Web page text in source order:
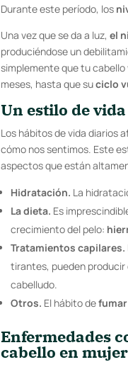
Durante este período, los
Una vez que se da a luz,el
produciéndose un
simplemente que tu cabello
meses, hasta que suciclo
Un estilo de
Los hábitos de vida diarios
cómo nos sentimos. Este
aspectos que están
Hidratación. La
La dieta. Es
crecimiento del pelo:
Tratamientos capilares.
tirantes, pueden producir
cabelludo.
Otros. El hábito de
Enfermedades
cabello en